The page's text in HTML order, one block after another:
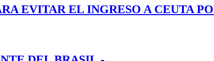
EVITAR EL INGRESO A CEUTA